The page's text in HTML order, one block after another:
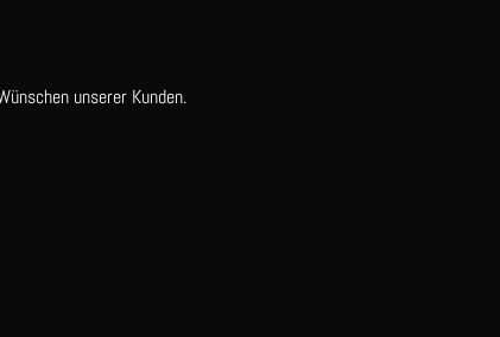
unserer Kunden.